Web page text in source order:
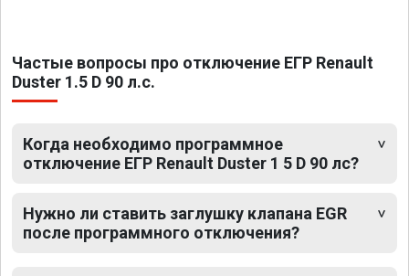
Частые вопросы про отключение ЕГР Renault
Duster 1.5 D 90 л.с.
Когда необходимо программное
отключение ЕГР Renault Duster 1 5 D 90 лс?
Нужно ли ставить заглушку клапана EGR
после программного отключения?